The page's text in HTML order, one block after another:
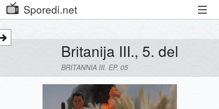
Sporedi.net
Priljubljeni kanali
Britanija III., 5. del
BRITANNIA III. EP. 05